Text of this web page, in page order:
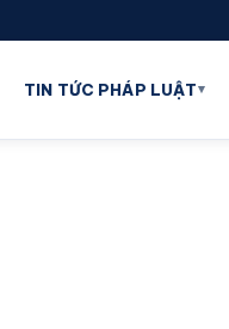
TIN TỨC PHÁP LUẬT▾